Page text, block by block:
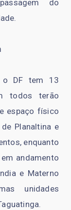
do
o DF tem 13
todos terão
espaço físico
Planaltina e
enquanto
andamento
e Materno
unidades